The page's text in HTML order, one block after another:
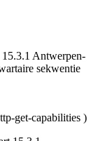
Antwerpen-
sekwentie
get-capabilities )